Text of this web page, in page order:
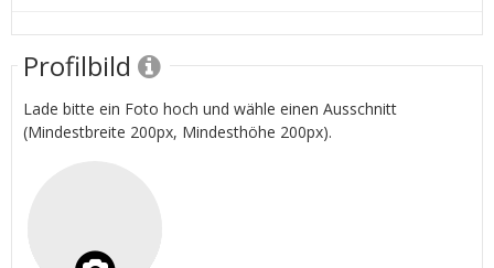
Profilbild
Lade bitte ein Foto hoch und wähle einen Ausschnitt
(Mindestbreite 200px, Mindesthöhe 200px).